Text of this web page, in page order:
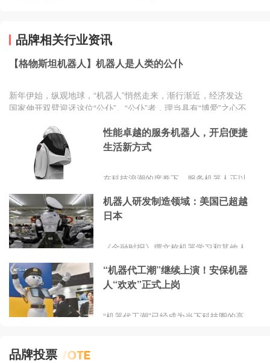
品牌相关行业资讯
【格物斯坦机器人】机器人是人类的公仆
新年伊始，纵观地球，“机器人”悄然走来，渐行渐近，经济发达
国家伸开双臂迎迓这位“公仆”。“公仆”者，理当具有“博爱”之心不
错。当然这是理想中的“机器人”。也有人放言，“未来的机器人能
够自主决定屠杀人类”，“将会在五年最多十年之内发生”。坐轮椅
的科学家霍金说，“人工智能或致人类灭亡！”这种思维不仅违背
了“‘机器人’不应当伤害人类”的天
性能卓越的服务机器人，开启便捷
生活新方式
在科技浪潮的席卷下，服务机器人正以
清晨，当第一缕阳光洒进房间，家庭服
务机器人便开始了一天的工作。在医疗
者带来了便利与希望。商业场景中，服
性的关键力量。此外，服务机器人的远
程交互和监控功能，也为人们的生活增
添了更多便利。
机器人研发制造领域：美国已超越
日本
《金融时报》撰文称机器学习和其他人
传统的机器人大国日本已远远落后于美
国。硅谷公司有望定义机器人的未来。
起日本福岛核电站发生核泄漏事故，机
“机器代工潮”继续上演！安保机器
人“欢欢”正式上岗
“机器代工潮”已经成为当下科技圈的高
品牌投票